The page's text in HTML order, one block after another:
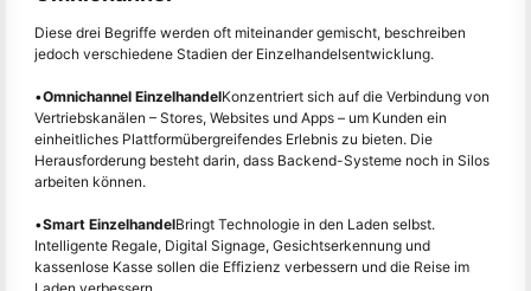
Diese drei Begriffe werden oft miteinander gemischt, beschreiben
jedoch verschiedene Stadien der Einzelhandelsentwicklung.
•Omnichannel EinzelhandelKonzentriert sich auf die Verbindung von
Vertriebskanälen – Stores, Websites und Apps – um Kunden ein
einheitliches Plattformübergreifendes Erlebnis zu bieten. Die
Herausforderung besteht darin, dass Backend-Systeme noch in Silos
arbeiten können.
•Smart EinzelhandelBringt Technologie in den Laden selbst.
Intelligente Regale, Digital Signage, Gesichtserkennung und
kassenlose Kasse sollen die Effizienz verbessern und die Reise im